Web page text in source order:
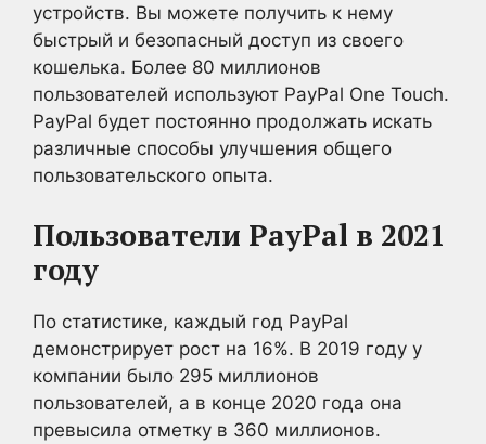
устройств. Вы можете получить к нему
быстрый и безопасный доступ из своего
кошелька. Более 80 миллионов
пользователей используют PayPal One Touch.
PayPal будет постоянно продолжать искать
различные способы улучшения общего
пользовательского опыта.
Пользователи PayPal в 2021
году
По статистике, каждый год PayPal
демонстрирует рост на 16%. В 2019 году у
компании было 295 миллионов
пользователей, а в конце 2020 года она
превысила отметку в 360 миллионов.